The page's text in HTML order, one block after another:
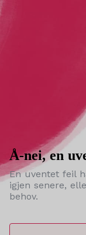
Å-nei, en
En uventet feil
igjen senere,
behov.